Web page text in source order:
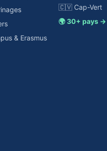
& Erasmus
🇨🇻 Cap-Vert
🌍 30+ pays →